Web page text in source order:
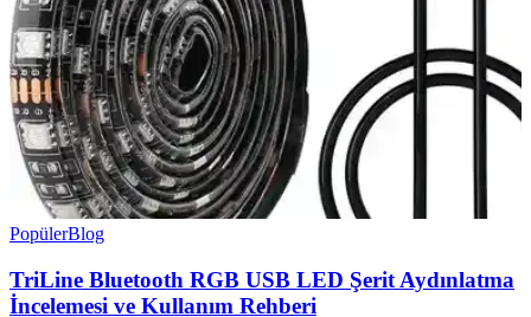
PopülerBlog
TriLine Bluetooth RGB USB LED Şerit Aydınlatma
İncelemesi ve Kullanım Rehberi